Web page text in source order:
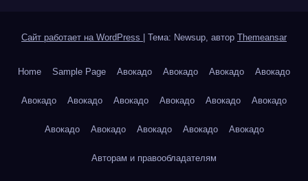
Сайт работает на WordPress Тема: Newsup, автор Themeansar
Home Sample Page Авокадо Авокадо Авокадо Авокадо
Авокадо Авокадо Авокадо Авокадо Авокадо Авокадо
Авокадо Авокадо Авокадо Авокадо Авокадо
Авторам и правообладателям